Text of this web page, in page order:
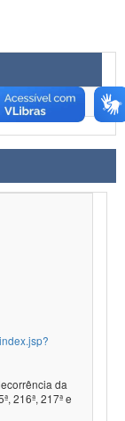
da
216ª, 217ª e